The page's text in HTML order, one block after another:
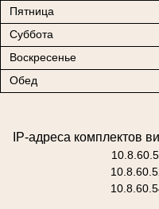
Пятница
Суббота
Воскресенье
Обед
IP-адреса комплектов